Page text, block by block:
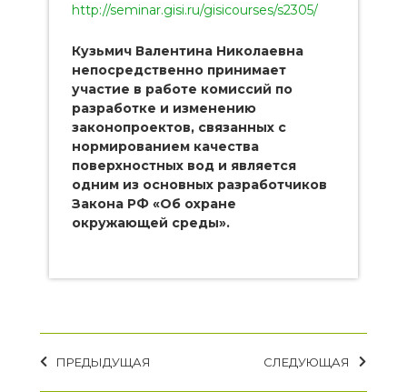
http://seminar.gisi.ru/gisicourses/s2305/
Кузьмич Валентина Николаевна
непосредственно принимает
участие в работе комиссий по
разработке и изменению
законопроектов, связанных с
нормированием качества
поверхностных вод и является
одним из основных разработчиков
Закона РФ «Об охране
окружающей среды».
ПРЕДЫДУЩАЯ СЛЕДУЮЩАЯ